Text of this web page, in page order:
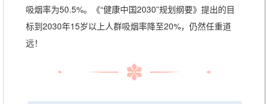
吸烟率为50.5%。《“健康中国2030”规划纲要》提出的目
标到2030年15岁以上人群吸烟率降至20%，仍然任重道
远！